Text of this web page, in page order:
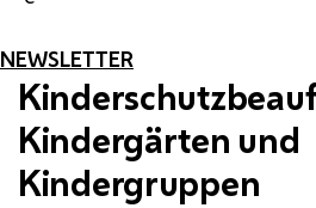
NEWSLETTER
Kindergärten und
Kindergruppen